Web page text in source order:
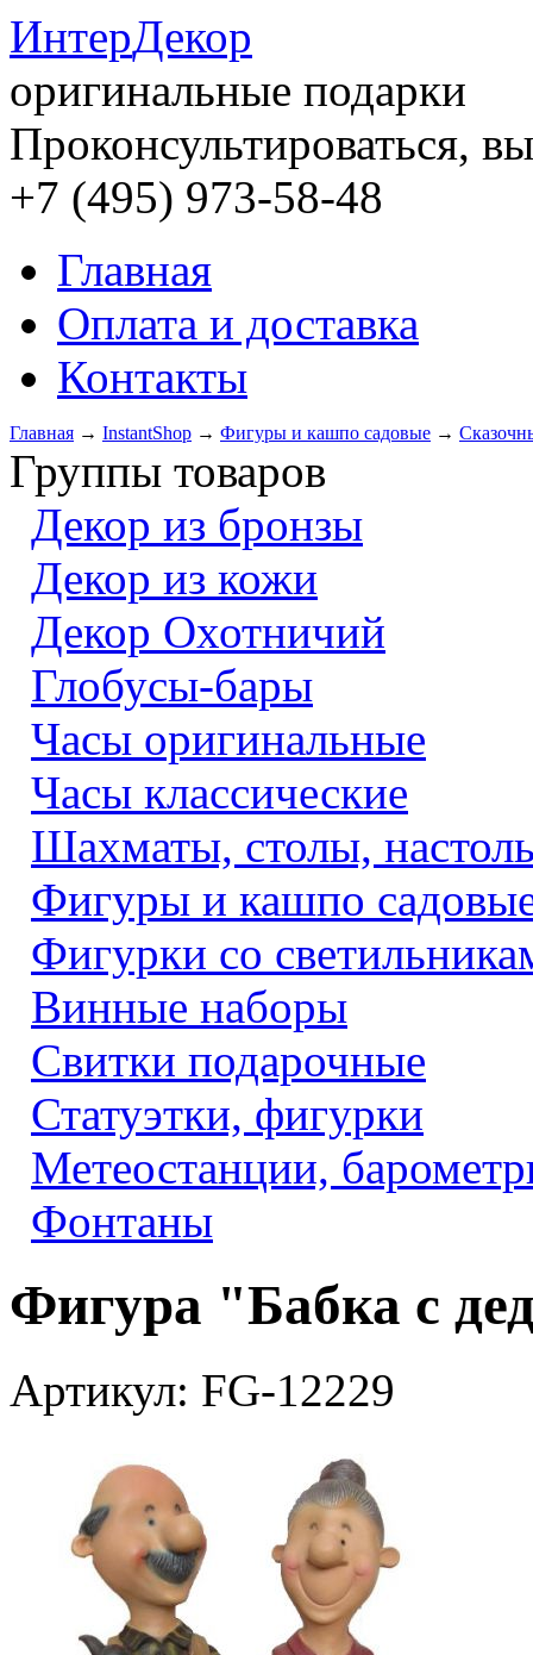
ИнтерДекор
оригинальные подарки
Проконсультироваться,
+7 (495) 973-58-48
Главная
Оплата и доставка
Контакты
Главная → InstantShop → Фигуры и кашпо садовые →
Группы товаров
Декор из бронзы
Декор из кожи
Декор Охотничий
Глобусы-бары
Часы оригинальные
Часы классические
Шахматы, столы,
Фигуры и кашпо
Фигурки со
Винные наборы
Свитки подарочные
Статуэтки, фигурки
Метеостанции,
Фонтаны
Фигура "Бабка с
Артикул: FG-12229